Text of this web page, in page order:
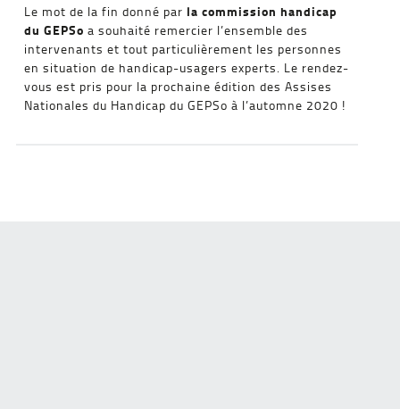
Le mot de la fin donné par la commission handicap
du GEPSo a souhaité remercier l’ensemble des
intervenants et tout particulièrement les personnes
en situation de handicap-usagers experts. Le rendez-
vous est pris pour la prochaine édition des Assises
Nationales du Handicap du GEPSo à l’automne 2020 !